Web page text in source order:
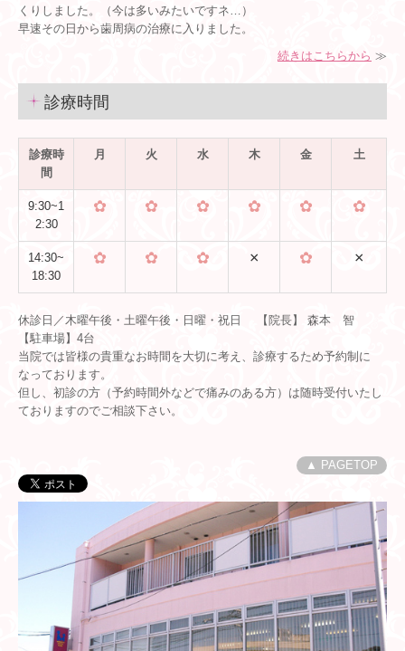
くりしました。（今は多いみたいですネ…）
早速その日から歯周病の治療に入りました。
続きはこちらから ≫
診療時間
診療時
間
月 火 水 木 金 土
9:30~1
2:30
✿ ✿ ✿ ✿ ✿ ✿
14:30~
18:30
✿ ✿ ✿ × ✿ ×
休診日／木曜午後・土曜午後・日曜・祝日 【院長】 森本 智
【駐車場】4台
当院では皆様の貴重なお時間を大切に考え、診療するため予約制に
なっております。
但し、初診の方（予約時間外などで痛みのある方）は随時受付いたし
ておりますのでご相談下さい。
▲ PAGETOP